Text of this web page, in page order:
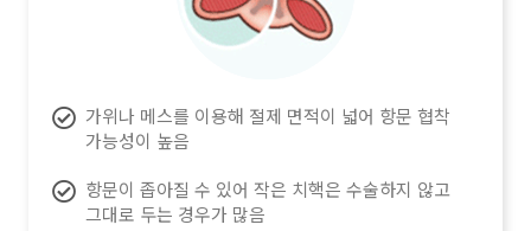
가위나 메스를 이용해 절제 면적이 넓어 항문 협착
가능성이 높음
항문이 좁아질 수 있어 작은 치핵은 수술하지 않고
그대로 두는 경우가 많음